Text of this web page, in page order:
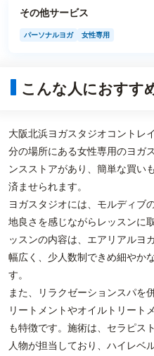
その他サービス
パーソナルヨガ 女性専用
こんな人におすす
大阪北浜ヨガスタジオコントレ
分の場所にある女性専用のヨガ
ンスストアがあり、簡単な買い
済ませられます。
ヨガスタジオには、モルディブ
地良さを感じながらレッスンに
ッスンの内容は、エアリアルヨ
幅広く、少人数制できめ細やか
す。
また、リラクゼーションスパを
リートメントやオイルトリート
も特徴です。施術は、セラピス
人物が担当しており、ハイレベ